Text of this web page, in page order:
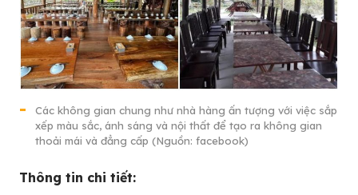
Các không gian chung như nhà hàng ấn tượng với việc sắp
xếp màu sắc, ánh sáng và nội thất để tạo ra không gian
thoải mái và đẳng cấp (Nguồn: facebook)
Thông tin chi tiết: